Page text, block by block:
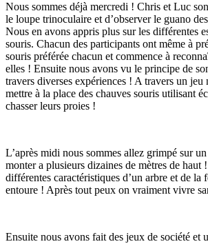
Nous sommes déjà mercredi ! Chris et Luc
le loupe trinoculaire et d’observer le guano
Nous en avons appris plus sur les différentes
souris. Chacun des participants ont même à
souris préférée chacun et commence à
elles ! Ensuite nous avons vu le principe de
travers diverses expériences ! A travers un jeu
mettre à la place des chauves souris utilisant
chasser leurs proies !
L’après midi nous sommes allez grimpé sur
monter a plusieurs dizaines de mètres de haut
différentes caractéristiques d’un arbre et de la
entoure ! Après tout peux on vraiment vivre
Ensuite nous avons fait des jeux de société et